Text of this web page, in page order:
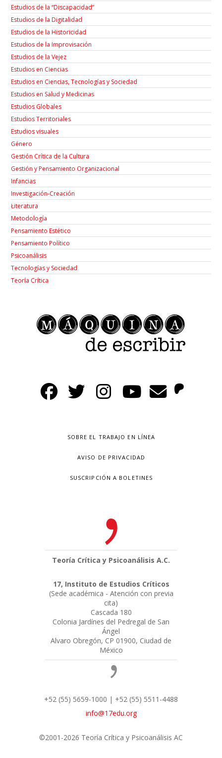
Estudios de la “Discapacidad”
Estudios de la Digitalidad
Estudios de la Historicidad
Estudios de la Improvisación
Estudios de la Vejez
Estudios en Ciencias
Estudios en Ciencias, Tecnologías y Sociedad
Estudios en Salud y Medicinas
Estudios Globales
Estudios Territoriales
Estudios visuales
Género
Gestión Crítica de la Cultura
Gestión y Pensamiento Organizacional
Infancias
Investigación-Creación
Łiteratura
Metodología
Pensamiento Estético
Pensamiento Político
Psicoanálisis
Tecnologías y Sociedad
Teoría Crítica
SOBRE EL TRABAJO EN LÍNEA
AVISO DE PRIVACIDAD
SUSCRIPCIÓN A BOLETINES
Teoría Crítica y Psicoanálisis A.C.
17, Instituto de Estudios Críticos
(Sede académica - Atención con previa
cita)
Cascada 180
Colonia Jardínes del Pedregal de San
Ángel
Alvaro Obregón, CP 01900, Ciudad de
México
+52 (55) 5659-1000 | +52 (55) 5511-4488
info@17edu.org
©2001-2026 Teoría Crítica y Psicoanálisis AC